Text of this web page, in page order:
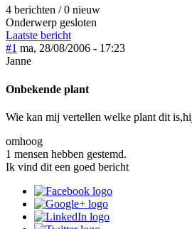
4 berichten / 0 nieuw
Onderwerp gesloten
Laatste bericht
#1 ma, 28/08/2006 - 17:23
Janne
Onbekende plant
Wie kan mij vertellen welke plant dit
omhoog
1 mensen hebben gestemd.
Ik vind dit een goed bericht